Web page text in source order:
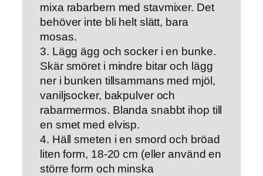
mixa rabarbern med stavmixer. Det
behöver inte bli helt slätt, bara
mosas.
3. Lägg ägg och socker i en bunke.
Skär smöret i mindre bitar och lägg
ner i bunken tillsammans med mjöl,
vaniljsocker, bakpulver och
rabarmermos. Blanda snabbt ihop till
en smet med elvisp.
4. Häll smeten i en smord och bröad
liten form, 18-20 cm (eller använd en
större form och minska